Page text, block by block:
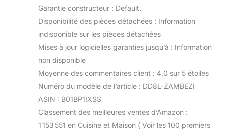
Garantie constructeur : Default.
Disponibilité des pièces détachées : Information
indisponible sur les pièces détachées
Mises à jour logicielles garanties jusqu’à : Information
non disponible
Moyenne des commentaires client : 4,0 sur 5 étoiles
Numéro du modèle de l’article : DD8L-ZAMBEZI
ASIN : B01BP1IXSS
Classement des meilleures ventes d’Amazon :
1 153 551 en Cuisine et Maison ( Voir les 100 premiers